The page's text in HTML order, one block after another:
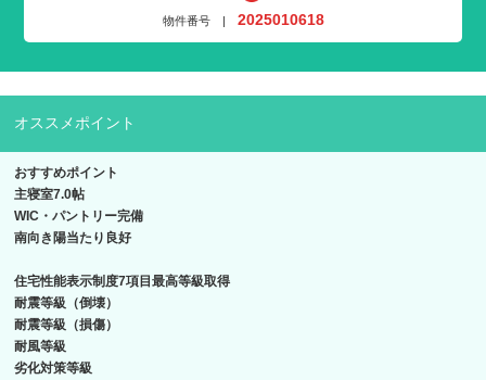
物件番号 | 2025010618
オススメポイント
おすすめポイント
主寝室7.0帖
WIC・パントリー完備
南向き陽当たり良好
住宅性能表示制度7項目最高等級取得
耐震等級（倒壊）
耐震等級（損傷）
耐風等級
劣化対策等級